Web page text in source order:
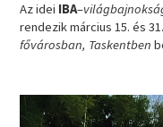
Az idei IBA–
rendezik március 15. és
fővárosban, Taskentben